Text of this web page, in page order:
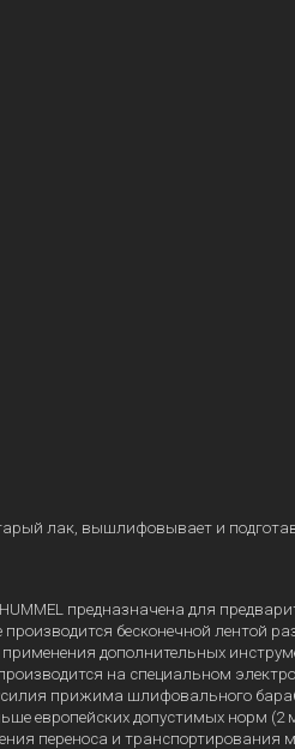
лак, вышлифовывает и
предназначена для
бесконечной лентой
дополнительных
на специальном
прижима шлифовального
европейских допустимых
переноса и